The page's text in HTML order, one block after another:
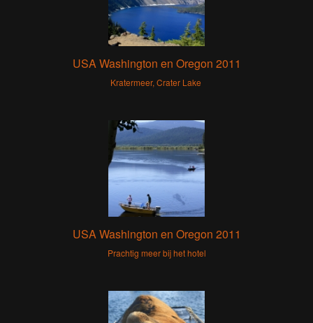
USA Washington en Oregon 2011
Kratermeer, Crater Lake
USA Washington en Oregon 2011
Prachtig meer bij het hotel